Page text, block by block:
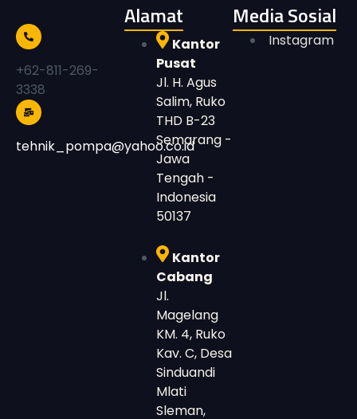
+62-811-269-
3338
tehnik_pompa@yahoo.co.id
Alamat
Kantor
Pusat
Jl. H. Agus
Salim, Ruko
THD B-23
Semarang -
Jawa
Tengah -
Indonesia
50137
Kantor
Cabang
Jl.
Magelang
KM. 4, Ruko
Kav. C, Desa
Sinduandi
Mlati
Sleman,
Media Sosial
Instagram